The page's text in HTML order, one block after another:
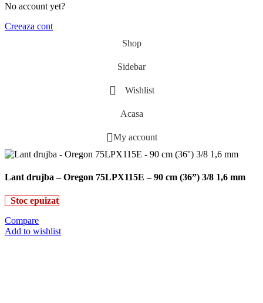
No account yet?
Creeaza cont
Shop
Sidebar
Wishlist
Acasa
My account
Lant drujba – Oregon 75LPX115E – 90 cm (36”) 3/8 1,6 mm
Stoc epuizat
Compare
Add to wishlist